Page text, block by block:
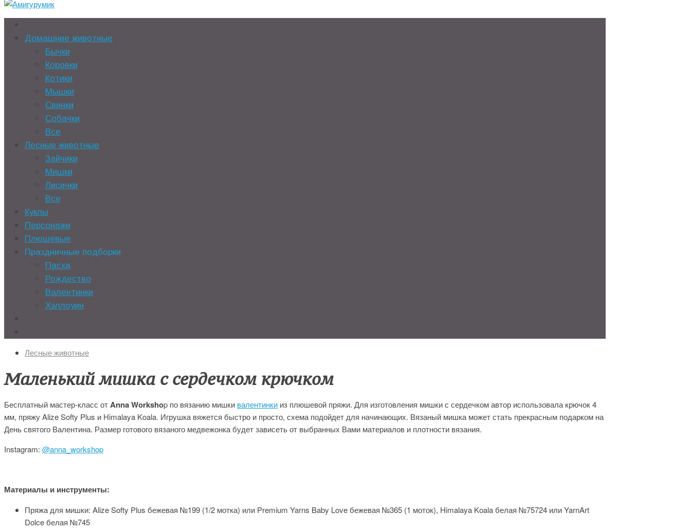
Домашние животные
Бычки
Коровки
Котики
Мышки
Свинки
Собачки
Все
Лесные животные
Зайчики
Мишки
Лисички
Все
Куклы
Персонажи
Плюшевые
Праздничные подборки
Пасха
Рождество
Валентинки
Хэллоуин
Лесные животные
Маленький мишка с сердечком крючком
Бесплатный мастер-класс отAnna Workshop по вязанию мишки валентинки из плюшевой пряжи. Для изготовления мишки с сердечком автор использовала крючок 4
мм, пряжу Alize Softy Plus и Himalaya Koala. Игрушка вяжется быстро и просто, схема подойдет для начинающих. Вязаный мишка может стать прекрасным подарком на
День святого Валентина. Размер готового вязаного медвежонка будет зависеть от выбранных Вами материалов и плотности вязания.
Instagram: @anna_workshop
Материалы и инструменты:
Пряжа для мишки: Alize Softy Plus бежевая №199 (1/2 мотка) или Premium Yarns Baby Love бежевая №365 (1 моток), Himalaya Koala белая №75724 или YarnArt
Dolce белая №745